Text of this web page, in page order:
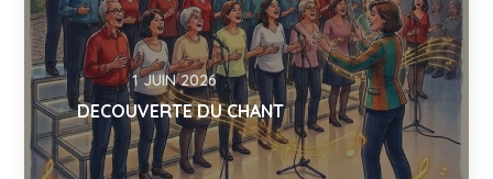
1 JUIN 2026
DECOUVERTE DU CHANT